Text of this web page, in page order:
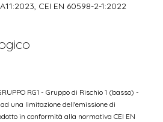
CEI EN 60598-2-1:2022
RG1 - Gruppo di Rischio 1 (basso) -
una limitazione dell'emissione di
in conformità alla normativa CEI EN